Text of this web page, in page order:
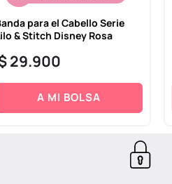
para el Cabello Serie
& Stitch Disney Rosa
29.900
A MI BOLSA